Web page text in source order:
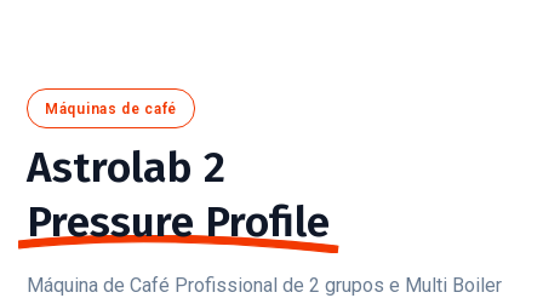
Máquinas de café
Astrolab 2
Pressure Profile
Máquina de Café Profissional de 2 grupos e Multi Boiler